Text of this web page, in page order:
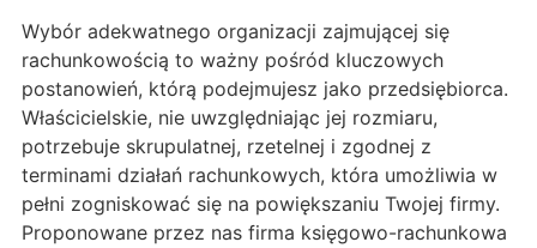
Wybór adekwatnego organizacji zajmującej się
rachunkowością to ważny pośród kluczowych
postanowień, którą podejmujesz jako przedsiębiorca.
Właścicielskie, nie uwzględniając jej rozmiaru,
potrzebuje skrupulatnej, rzetelnej i zgodnej z
terminami działań rachunkowych, która umożliwia w
pełni zogniskować się na powiększaniu Twojej firmy.
Proponowane przez nas firma księgowo-rachunkowa